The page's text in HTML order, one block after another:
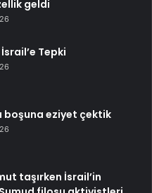
geldi
Tepki
boşuna eziyet çektik
taşırken İsrail’in